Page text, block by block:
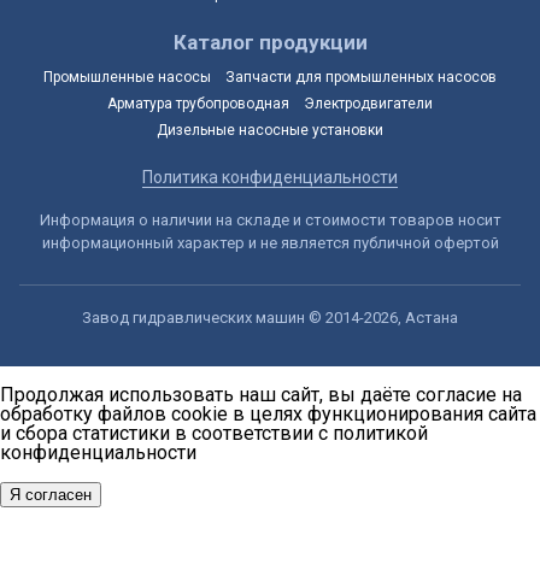
Каталог продукции
Промышленные насосы
Запчасти для промышленных насосов
Арматура трубопроводная
Электродвигатели
Дизельные насосные установки
Политика конфиденциальности
Информация о наличии на складе и стоимости товаров носит
информационный характер и не является публичной офертой
Завод гидравлических машин © 2014-2026, Астана
Продолжая использовать наш сайт, вы даёте согласие на
обработку файлов cookie в целях функционирования сайта
и сбора статистики в соответствии с политикой
конфиденциальности
Я согласен